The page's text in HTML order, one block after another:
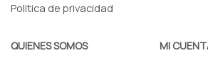
Politica de privacidad
QUIENES SOMOS MI